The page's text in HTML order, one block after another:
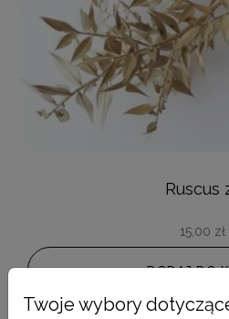
Ruscus
15,00 zł
DODAJ DO
Twoje wybory